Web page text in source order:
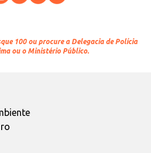
100 ou procure a Delegacia de Polícia
ou o Ministério Público.